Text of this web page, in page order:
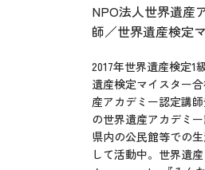
NPO法人世界遺産
師／世界遺産検定
2017年世界遺産検定1
遺産検定マイスター
産アカデミー認定講
の世界遺産アカデミー
県内の公民館等での
して活動中。世界遺